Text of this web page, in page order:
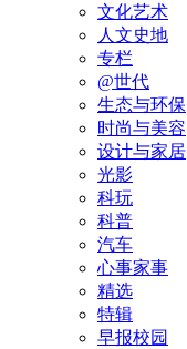
文化艺术
人文史地
专栏
@世代
生态与环保
时尚与美容
设计与家居
光影
科玩
科普
汽车
心事家事
精选
特辑
早报校园